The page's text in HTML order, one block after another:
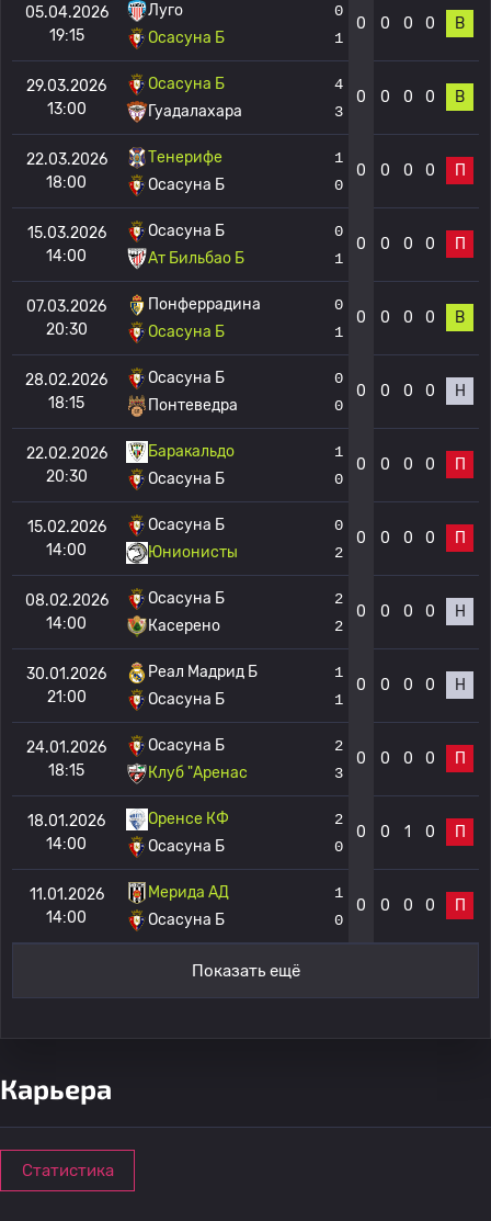
05.04.2026
19:15
Луго
Осасуна Б
0
1
0 0 0 0 В
29.03.2026
13:00
Осасуна Б
Гуадалахара
4
3
0 0 0 0 В
22.03.2026
18:00
Тенерифе
Осасуна Б
1
0
0 0 0 0 П
15.03.2026
14:00
Осасуна Б
Ат Бильбао Б
0
1
0 0 0 0 П
07.03.2026
20:30
Понферрадина
Осасуна Б
0
1
0 0 0 0 В
28.02.2026
18:15
Осасуна Б
Понтеведра
0
0
0 0 0 0 Н
22.02.2026
20:30
Баракальдо
Осасуна Б
1
0
0 0 0 0 П
15.02.2026
14:00
Осасуна Б
Юнионисты
0
2
0 0 0 0 П
08.02.2026
14:00
Осасуна Б
Касерено
2
2
0 0 0 0 Н
30.01.2026
21:00
Реал Мадрид Б
Осасуна Б
1
1
0 0 0 0 Н
24.01.2026
18:15
Осасуна Б
Клуб "Аренас
2
3
0 0 0 0 П
18.01.2026
14:00
Оренсе КФ
Осасуна Б
2
0
0 0 1 0 П
11.01.2026
14:00
Мерида АД
Осасуна Б
1
0
0 0 0 0 П
Показать ещё
Карьера
Статистика